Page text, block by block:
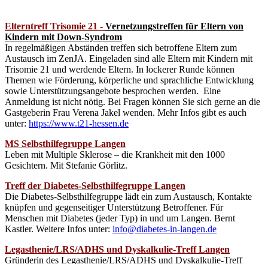
Elterntreff Trisomie 21 - Vernetzungstreffen für Eltern von
Kindern mit Down-Syndrom
In regelmäßigen Abständen treffen sich betroffene Eltern zum
Austausch im ZenJA. Eingeladen sind alle Eltern mit Kindern mit
Trisomie 21 und werdende Eltern. In lockerer Runde können
Themen wie Förderung, körperliche und sprachliche Entwicklung
sowie Unterstützungsangebote besprochen werden. Eine
Anmeldung ist nicht nötig. Bei Fragen können Sie sich gerne an die
Gastgeberin Frau Verena Jakel wenden. Mehr Infos gibt es auch
unter: https://www.t21-hessen.de
MS Selbsthilfegruppe Langen
Leben mit Multiple Sklerose – die Krankheit mit den 1000
Gesichtern. Mit Stefanie Görlitz.
Treff der Diabetes-Selbsthilfegruppe Langen
Die Diabetes-Selbsthilfegruppe lädt ein zum Austausch, Kontakte
knüpfen und gegenseitiger Unterstützung Betroffener. Für
Menschen mit Diabetes (jeder Typ) in und um Langen. Bernt
Kastler. Weitere Infos unter: info@diabetes-in-langen.de
Legasthenie/LRS/ADHS und Dyskalkulie-Treff Langen
Gründerin des Legasthenie/LRS/ADHS und Dyskalkulie-Treff